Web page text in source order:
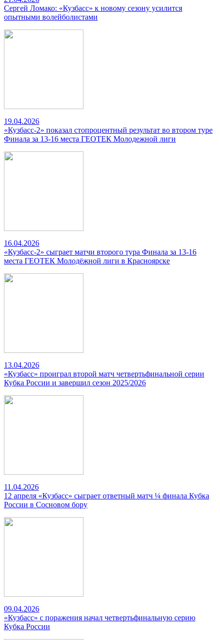
Сергей Ломако: «Кузбасс» к новому сезону усилится
опытными волейболистами
19.04.2026
«Кузбасс-2» показал стопроцентный результат во втором туре
Финала за 13-16 места ГЕОТЕК Молодежной лиги
16.04.2026
«Кузбасс-2» сыграет матчи второго тура Финала за 13-16
места ГЕОТЕК Молодёжной лиги в Красноярске
13.04.2026
«Кузбасс» проиграл второй матч четвертьфинальной серии
Кубка России и завершил сезон 2025/2026
11.04.2026
12 апреля «Кузбасс» сыграет ответный матч ¼ финала Кубка
России в Сосновом бору
09.04.2026
«Кузбасс» с поражения начал четвертьфинальную серию
Кубка России